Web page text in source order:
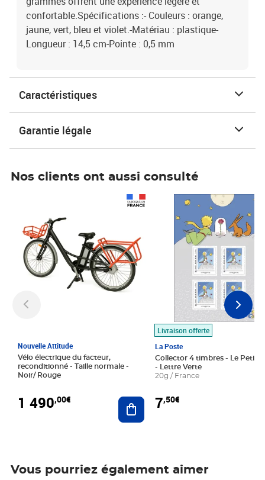
confortable.Spécifications :- Couleurs : orange,
jaune, vert, bleu et violet.-Matériau : plastique-
Longueur : 14,5 cm-Pointe : 0,5 mm
Caractéristiques
Garantie légale
Nos clients ont aussi consulté
Nouvelle Attitude
Vélo électrique du facteur,
reconditionné - Taille normale -
Noir/ Rouge
1 490,00€ Ajouter au panier
Livraison offerte
La Poste
Collector 4 timbres - Le Petit
- Lettre Verte
20g / France
7,50€
Prix 7,50€
Vous pourriez également aimer